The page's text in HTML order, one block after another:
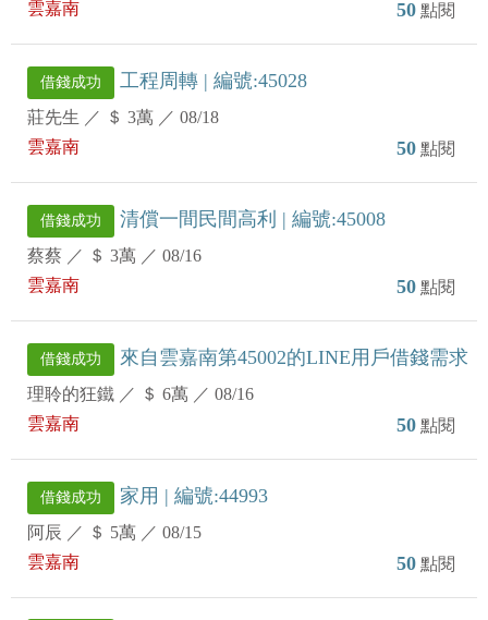
雲嘉南
50 點閱
借錢成功 工程周轉 | 編號:45028
莊先生 ／ ＄ 3萬 ／ 08/18
雲嘉南
50 點閱
借錢成功 清償一間民間高利 | 編號:45008
蔡蔡 ／ ＄ 3萬 ／ 08/16
雲嘉南
50 點閱
借錢成功 來自雲嘉南第45002的LINE用戶借錢需求
理聆的狂鐵 ／ ＄ 6萬 ／ 08/16
雲嘉南
50 點閱
借錢成功 家用 | 編號:44993
阿辰 ／ ＄ 5萬 ／ 08/15
雲嘉南
50 點閱